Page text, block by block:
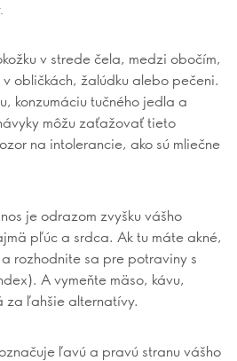
v strede čela, medzi obočím,
obličkách, žalúdku alebo pečeni.
konzumáciu tučného jedla a
môžu zaťažovať tieto
na intolerancie, ako sú mliečne
je odrazom zvyšku vášho
pľúc a srdca. Ak tu máte akné,
rozhodnite sa pre potraviny s
A vymeňte mäso, kávu,
za ľahšie alternatívy.
ľavú a pravú stranu vášho